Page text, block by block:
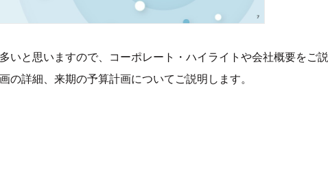
いと思いますので、コーポレート・ハイライトや会社概要をご説
の詳細、来期の予算計画についてご説明します。